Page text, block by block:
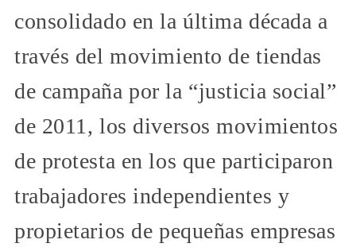
consolidado en la última década a
través del movimiento de tiendas
de campaña por la “justicia social”
de 2011, los diversos movimientos
de protesta en los que participaron
trabajadores independientes y
propietarios de pequeñas empresas